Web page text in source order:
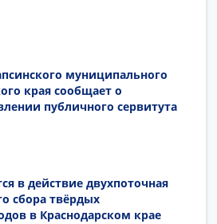
муниципального
края сообщает о
публичного сервитута
в действие двухпоточная
сбора твёрдых
в Краснодарском крае